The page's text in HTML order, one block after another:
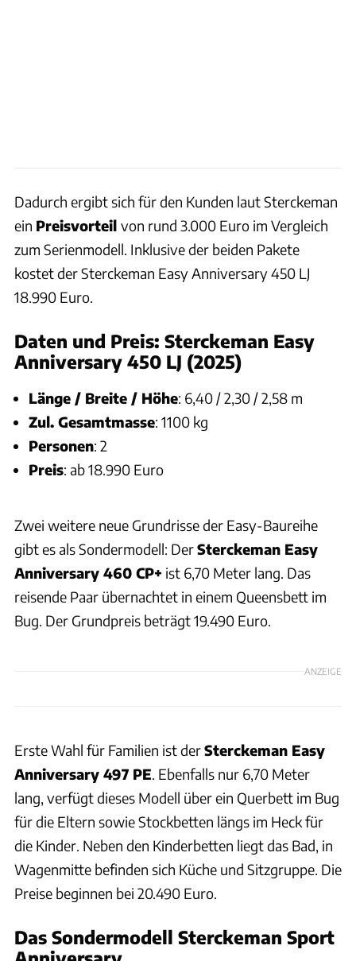
Dadurch ergibt sich für den Kunden laut Sterckeman
ein Preisvorteil von rund 3.000 Euro im Vergleich
zum Serienmodell. Inklusive der beiden Pakete
kostet der Sterckeman Easy Anniversary 450 LJ
18.990 Euro.
Daten und Preis: Sterckeman Easy
Anniversary 450 LJ (2025)
Länge / Breite / Höhe: 6,40 / 2,30 / 2,58 m
Zul. Gesamtmasse: 1100 kg
Personen: 2
Preis: ab 18.990 Euro
Zwei weitere neue Grundrisse der Easy-Baureihe
gibt es als Sondermodell: DerSterckeman Easy
Anniversary 460 CP+ ist 6,70 Meter lang. Das
reisende Paar übernachtet in einem Queensbett im
Bug. Der Grundpreis beträgt 19.490 Euro.
ANZEIGE
Erste Wahl für Familien ist derSterckeman Easy
Anniversary 497 PE. Ebenfalls nur 6,70 Meter
lang, verfügt dieses Modell über ein Querbett im Bug
für die Eltern sowie Stockbetten längs im Heck für
die Kinder. Neben den Kinderbetten liegt das Bad, in
Wagenmitte befinden sich Küche und Sitzgruppe. Die
Preise beginnen bei 20.490 Euro.
Das Sondermodell Sterckeman Sport